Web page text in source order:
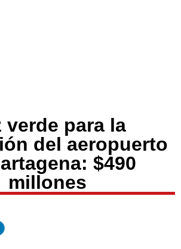
verde para la
del aeropuerto
$490
millones